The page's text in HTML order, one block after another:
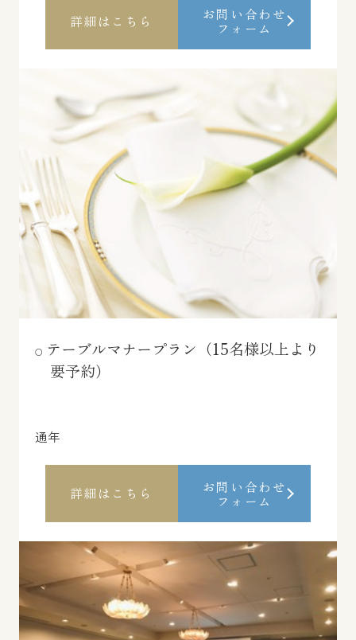
詳細はこちら
お問い合わせ
フォーム
テーブルマナープラン（15名様以上より
要予約）
通年
詳細はこちら
お問い合わせ
フォーム